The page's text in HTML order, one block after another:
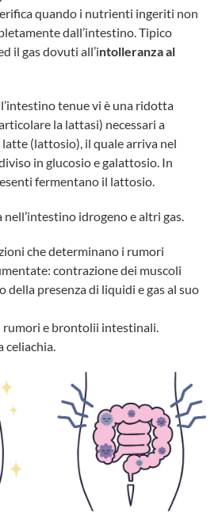
quando i nutrienti ingeriti non
dall’intestino. Tipico
il gas dovuti all’intolleranza al
tenue vi è una ridotta
la lattasi) necessari a
(lattosio), il quale arriva nel
in glucosio e galattosio. In
fermentano il lattosio.
idrogeno e altri gas.
che determinano i rumori
contrazione dei muscoli
della presenza di liquidi e gas al suo
rumori e brontolii intestinali.
celiachia.